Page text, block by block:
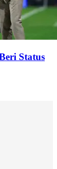
Status